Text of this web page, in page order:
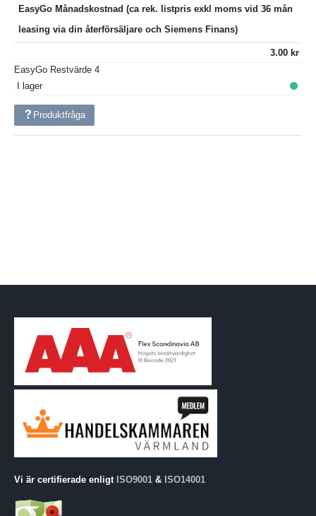
EasyGo Månadskostnad
3.00
EasyGo Restvärde 4
I lager
Produktfråga
Vi är certifierade enligt ISO9001 & ISO14001